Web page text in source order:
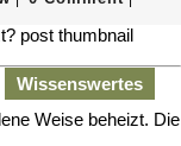
van
Agenew
Wissenswertes
Weise beheizt. Die